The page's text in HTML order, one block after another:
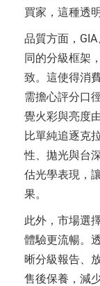
買家，這種透
品質方面，
同的分級框架
致。這使得消
需擔心評分口
覺火彩與亮度
比單純追逐克
性、拋光與台
估光學表現，
果。
此外，市場選
體驗更流暢。
晰分級報告、
售後保養，減